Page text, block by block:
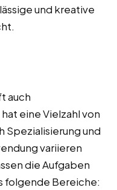
und kreative
auch
eine Vielzahl von
Spezialisierung und
variieren
die Aufgaben
folgende Bereiche: